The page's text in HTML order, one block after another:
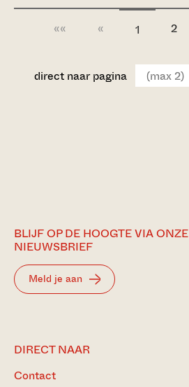
«« « 1 2
direct naar pagina
BLIJF OP DE HOOGTE VIA ONZE
NIEUWSBRIEF
Meld je aan
DIRECT NAAR
Contact